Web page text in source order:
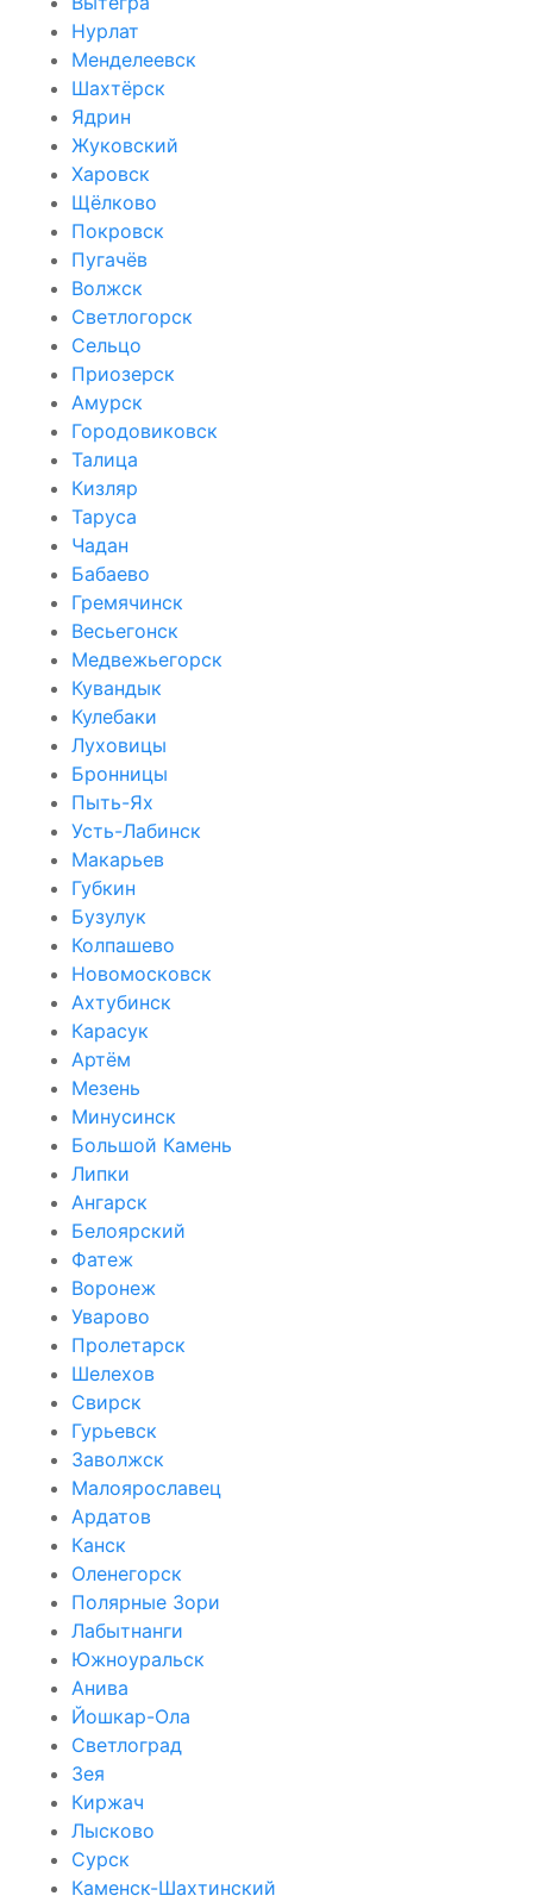
Нурлат
Менделеевск
Шахтёрск
Ядрин
Жуковский
Харовск
Щёлково
Покровск
Пугачёв
Волжск
Светлогорск
Сельцо
Приозерск
Амурск
Городовиковск
Талица
Кизляр
Таруса
Чадан
Бабаево
Гремячинск
Весьегонск
Медвежьегорск
Кувандык
Кулебаки
Луховицы
Бронницы
Пыть-Ях
Усть-Лабинск
Макарьев
Губкин
Бузулук
Колпашево
Новомосковск
Ахтубинск
Карасук
Артём
Мезень
Минусинск
Большой Камень
Липки
Ангарск
Белоярский
Фатеж
Воронеж
Уварово
Пролетарск
Шелехов
Свирск
Гурьевск
Заволжск
Малоярославец
Ардатов
Канск
Оленегорск
Полярные Зори
Лабытнанги
Южноуральск
Анива
Йошкар-Ола
Светлоград
Зея
Киржач
Лысково
Сурск
Каменск-Шахтинский